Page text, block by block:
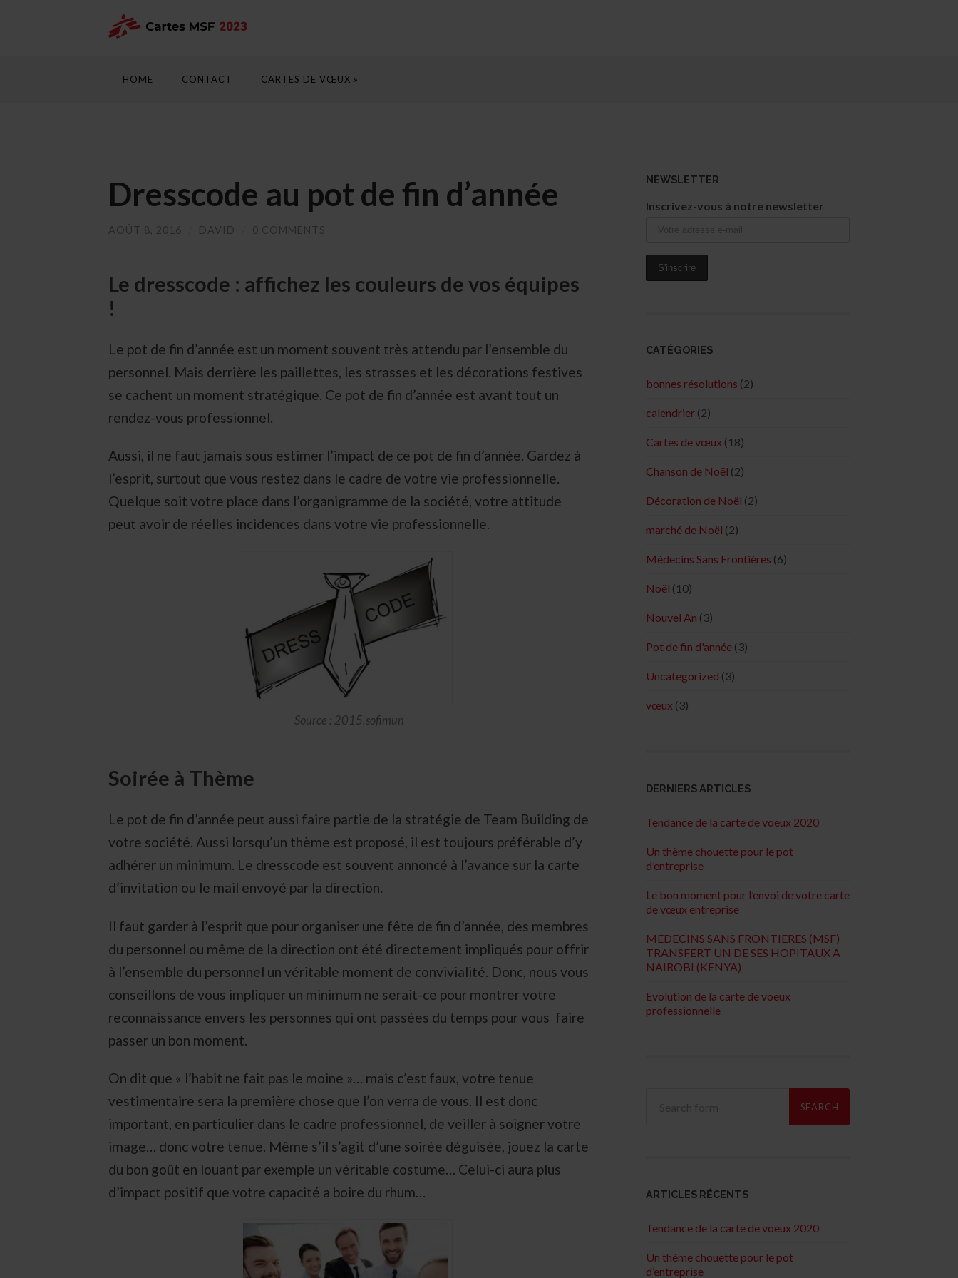
HOME CONTACT CARTES DE VŒUX »
Dresscode au pot de fin d’année
AOÛT 8, 2016 DAVID 0 COMMENTS
Le dresscode : affichez les couleurs de vos équipes
!
Le pot de fin d’année est un moment souvent très attendu par l’ensemble du
personnel. Mais derrière les paillettes, les strasses et les décorations festives
se cachent un moment stratégique. Ce pot de fin d’année est avant tout un
rendez-vous professionnel.
Aussi, il ne faut jamais sous estimer l’impact de ce pot de fin d’année. Gardez à
l’esprit, surtout que vous restez dans le cadre de votre vie professionnelle.
Quelque soit votre place dans l’organigramme de la société, votre attitude
peut avoir de réelles incidences dans votre vie professionnelle.
Source : 2015.sofimun
Soirée à Thème
Le pot de fin d’année peut aussi faire partie de la stratégie de Team Building de
votre société. Aussi lorsqu’un thème est proposé, il est toujours préférable d’y
adhérer un minimum. Le dresscode est souvent annoncé à l’avance sur la carte
d’invitation ou le mail envoyé par la direction.
Il faut garder à l’esprit que pour organiser une fête de fin d’année, des membres
du personnel ou même de la direction ont été directement impliqués pour offrir
à l’ensemble du personnel un véritable moment de convivialité. Donc, nous vous
conseillons de vous impliquer un minimum ne serait-ce pour montrer votre
reconnaissance envers les personnes qui ont passées du temps pour vous faire
passer un bon moment.
On dit que « l’habit ne fait pas le moine »… mais c’est faux, votre tenue
vestimentaire sera la première chose que l’on verra de vous. Il est donc
important, en particulier dans le cadre professionnel, de veiller à soigner votre
image… donc votre tenue. Même s’il s’agit d’une soirée déguisée, jouez la carte
du bon goût en louant par exemple un véritable costume… Celui-ci aura plus
d’impact positif que votre capacité a boire du rhum…
NEWSLETTER
Inscrivez-vous à notre newsletter
CATÉGORIES
bonnes résolutions (2)
calendrier (2)
Cartes de vœux (18)
Chanson de Noël (2)
Décoration de Noël (2)
marché de Noël (2)
Médecins Sans Frontières (6)
Noël (10)
Nouvel An (3)
Pot de fin d'année (3)
Uncategorized (3)
vœux (3)
DERNIERS ARTICLES
Tendance de la carte de voeux 2020
Un thème chouette pour le pot
d’entreprise
Le bon moment pour l’envoi de votre carte
de vœux entreprise
MEDECINS SANS FRONTIERES (MSF)
TRANSFERT UN DE SES HOPITAUX A
NAIROBI (KENYA)
Evolution de la carte de voeux
professionnelle
ARTICLES RÉCENTS
Tendance de la carte de voeux 2020
Un thème chouette pour le pot
d’entreprise